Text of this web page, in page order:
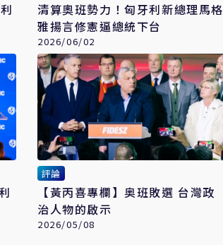
清算奧班勢力！匈牙利新總理馬格
雅揚言修憲逼總統下台
2026/06/02
評論
【黃丙喜專欄】奥班敗選 台灣政
治人物的啟示
2026/05/08